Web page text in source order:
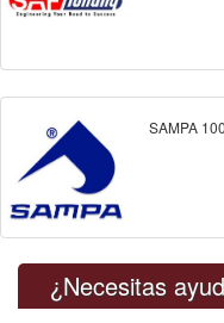
SAMPA
¿Necesitas